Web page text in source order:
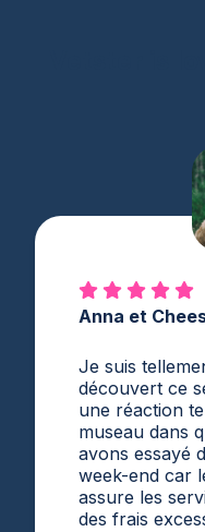
Anna et
Je suis
découvert ce
une réaction
museau dans
avons essayé
week-end car
assure les
des frais